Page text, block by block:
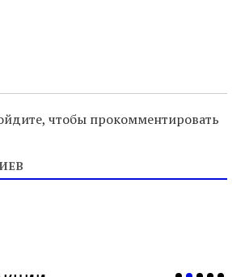
чтобы прокомментировать